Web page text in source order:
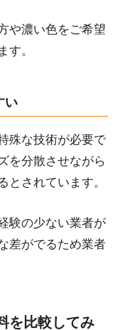
や濃い色をご希望
す。
い
殊な技術が必要で
を分散させながら
とされています。
験の少ない業者が
差がでるため業者
を比較してみ